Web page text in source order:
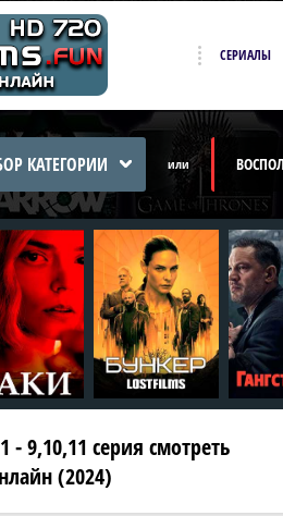
СЕРИАЛЫ
КАТЕГОРИИ или
- 9,10,11 серия смотреть
(2024)